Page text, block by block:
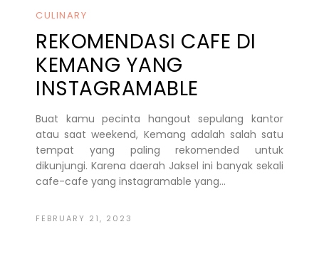
CULINARY
REKOMENDASI CAFE DI
KEMANG YANG
INSTAGRAMABLE
Buat kamu pecinta hangout sepulang kantor
atau saat weekend, Kemang adalah salah satu
tempat yang paling rekomended untuk
dikunjungi. Karena daerah Jaksel ini banyak sekali
cafe-cafe yang instagramable yang...
FEBRUARY 21, 2023